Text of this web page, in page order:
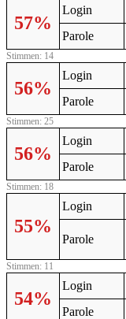
57%
Login
Parole
Stimmen: 14
56%
Login
Parole
Stimmen: 25
56%
Login
Parole
Stimmen: 18
55%
Login
Parole
Stimmen: 11
54%
Login
Parole